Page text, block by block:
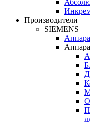
Производители
SIEMENS